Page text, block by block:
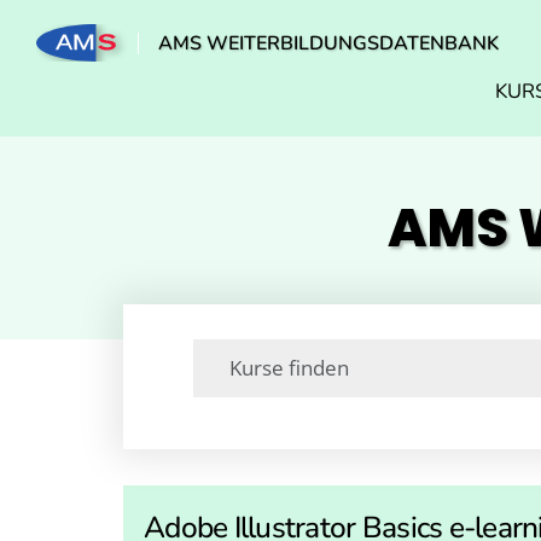
AMS WEITERBILDUNGSDATENBANK
AMS
Adobe Illustrator Basics e-